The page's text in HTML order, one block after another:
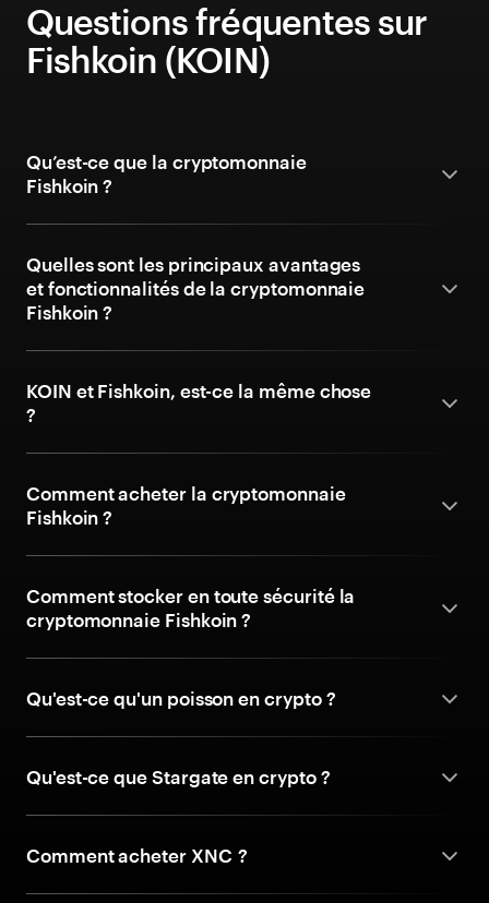
Questions fréquentes sur
Fishkoin (KOIN)
Qu’est-ce que la cryptomonnaie
Fishkoin ?
Quelles sont les principaux avantages
et fonctionnalités de la cryptomonnaie
Fishkoin ?
KOIN et Fishkoin, est-ce la même chose
?
Comment acheter la cryptomonnaie
Fishkoin ?
Comment stocker en toute sécurité la
cryptomonnaie Fishkoin ?
Qu'est-ce qu'un poisson en crypto ?
Qu'est-ce que Stargate en crypto ?
Comment acheter XNC ?